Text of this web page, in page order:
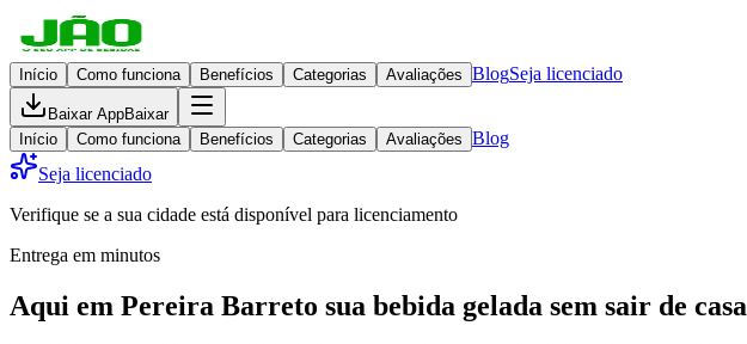
Início Como funciona Benefícios Categorias Avaliações BlogSeja licenciado
Baixar AppBaixar
Início
Como funciona Benefícios Categorias Avaliações Blog
Seja licenciado
Verifique se a sua cidade está disponível para licenciamento
Entrega em minutos
Aqui em Pereira Barreto sua bebida gelada sem sair de casa